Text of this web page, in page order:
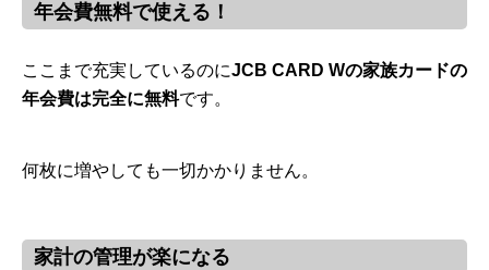
年会費無料で使える！
ここまで充実しているのにJCB CARD Wの家族カードの
年会費は完全に無料です。
何枚に増やしても一切かかりません。
家計の管理が楽になる